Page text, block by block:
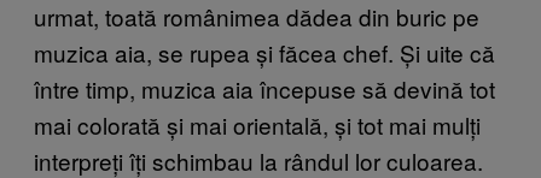
urmat, toată românimea dădea din buric pe
muzica aia, se rupea și făcea chef. Și uite că
între timp, muzica aia începuse să devină tot
mai colorată și mai orientală, și tot mai mulți
interpreți îți schimbau la rândul lor culoarea.